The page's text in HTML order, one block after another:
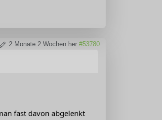
2 Monate 2 Wochen her #53780
fast davon abgelenkt